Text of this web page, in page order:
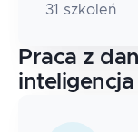
31 szkoleń
Praca z
inteligencja